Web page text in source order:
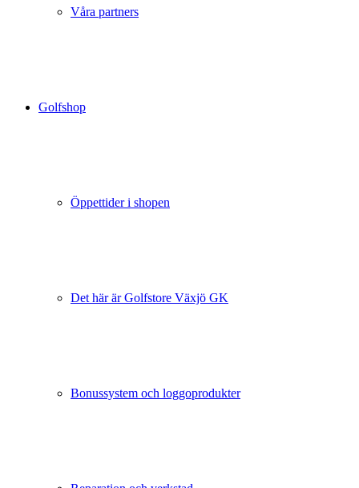
Våra partners
Golfshop
Öppettider i shopen
Det här är Golfstore Växjö GK
Bonussystem och loggoprodukter